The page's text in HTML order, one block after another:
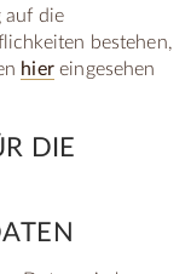
auf die
bestehen,
hiereingesehen
DIE